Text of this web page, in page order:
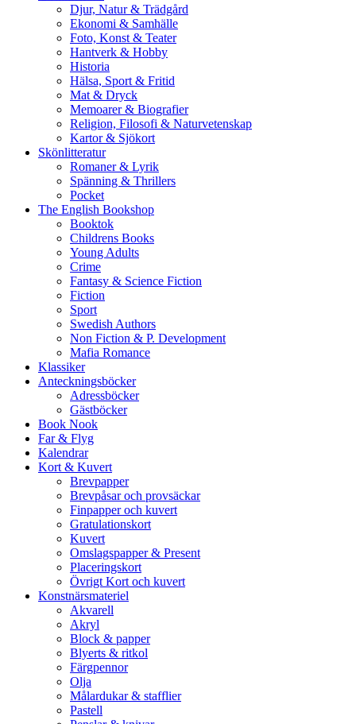
Djur, Natur & Trädgård
Ekonomi & Samhälle
Foto, Konst & Teater
Hantverk & Hobby
Historia
Hälsa, Sport & Fritid
Mat & Dryck
Memoarer & Biografier
Religion, Filosofi & Naturvetenskap
Kartor & Sjökort
Skönlitteratur
Romaner & Lyrik
Spänning & Thrillers
Pocket
The English Bookshop
Booktok
Childrens Books
Young Adults
Crime
Fantasy & Science Fiction
Fiction
Sport
Swedish Authors
Non Fiction & P. Development
Mafia Romance
Klassiker
Anteckningsböcker
Adressböcker
Gästböcker
Book Nook
Far & Flyg
Kalendrar
Kort & Kuvert
Brevpapper
Brevpåsar och provsäckar
Finpapper och kuvert
Gratulationskort
Kuvert
Omslagspapper & Present
Placeringskort
Övrigt Kort och kuvert
Konstnärsmateriel
Akvarell
Akryl
Block & papper
Blyerts & ritkol
Färgpennor
Olja
Målardukar & stafflier
Pastell